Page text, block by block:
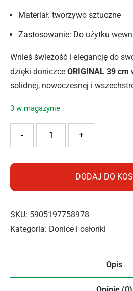
Materiał: tworzywo sztuczne
Zastosowanie: Do użytku
Wnieś świeżość i elegancję do
dzięki doniczce ORIGINAL 39 cm
solidnej, nowoczesnej i
3 w magazynie
ilość PROSPERPLAST
+
-
DODAJ DO
SKU: 5905197758978
Kategoria: Donice i osłonki
Opis